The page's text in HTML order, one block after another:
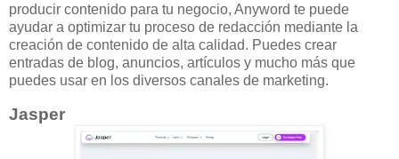
producir contenido para tu negocio, Anyword te puede
ayudar a optimizar tu proceso de redacción mediante la
creación de contenido de alta calidad. Puedes crear
entradas de blog, anuncios, artículos y mucho más que
puedes usar en los diversos canales de marketing.
Jasper